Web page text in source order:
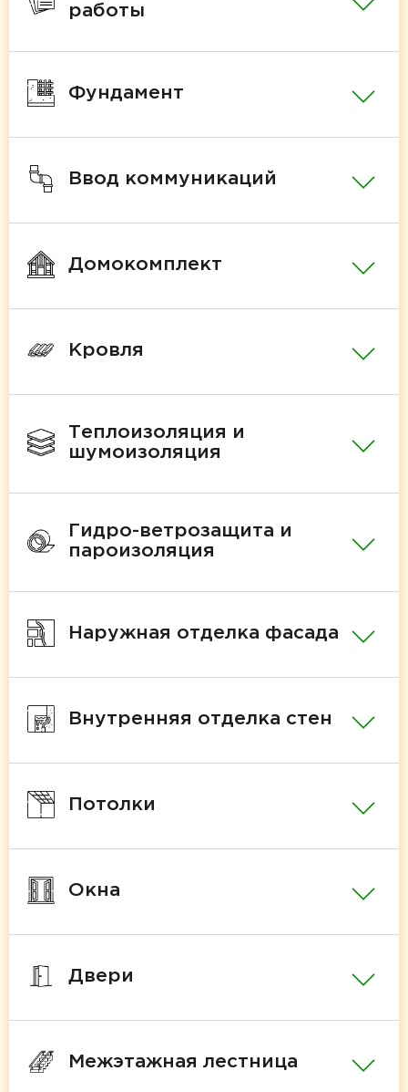
работы
Фундамент
Ввод коммуникаций
Домокомплект
Кровля
Теплоизоляция и
шумоизоляция
Гидро-ветрозащита и
пароизоляция
Наружная отделка фасада
Внутренняя отделка стен
Потолки
Окна
Двери
Межэтажная лестница